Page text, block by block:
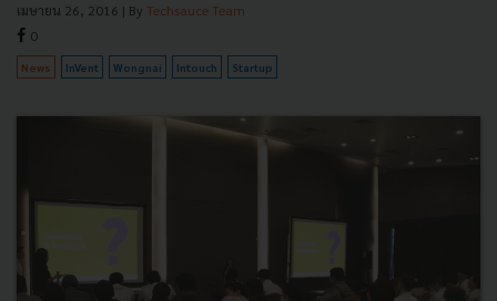
เมษายน 26, 2016 | By Techsauce Team
0
News InVent Wongnai Intouch Startup